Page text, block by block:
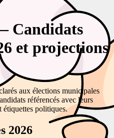
Candidats
et projections
aux élections municipales
référencés avec leurs
étiquettes politiques.
2026